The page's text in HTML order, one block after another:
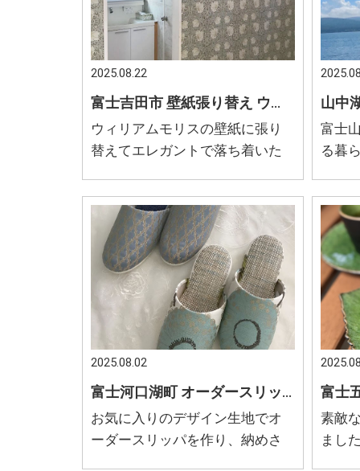
2025.08.22
富士吉田市 壁紙張り替え ウィリアムモリスでエレガントな空間 落ち着いた雰囲気
ウィリアムモリスの壁紙に張り
替えてエレガントで落ち着いた
富士
る暮
2025.08.02
富士河口湖町 オーダースリッパ 空間に合わせたスリッパ 足元もお気に入りの物でおしゃれに
お気に入りのデザイン生地でオ
ーダースリッパを作り、納めさ
素敵
まし